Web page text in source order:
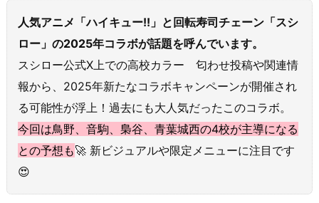
人気アニメ「ハイキュー!!」と回転寿司チェーン「スシ
ロー」の2025年コラボが話題を呼んでいます。
スシロー公式X上での高校カラー 匂わせ投稿や関連情
報から、2025年新たなコラボキャンペーンが開催され
る可能性が浮上！過去にも大人気だったこのコラボ。
今回は鳥野、音駒、梟谷、青葉城西の4校が主導になる
との予想も🚀 新ビジュアルや限定メニューに注目です
😍